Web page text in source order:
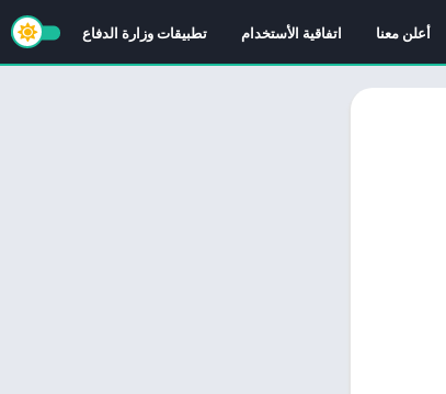
أعلن معنا اتفاقية الأستخدام تطبيقات وزارة الدفاع